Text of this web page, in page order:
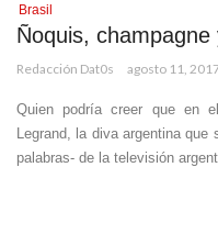
Brasil
Ñoquis,
Redacción Dat0s agosto 11,
Quien podría creer que en
Legrand, la diva argentina
palabras- de la televisión